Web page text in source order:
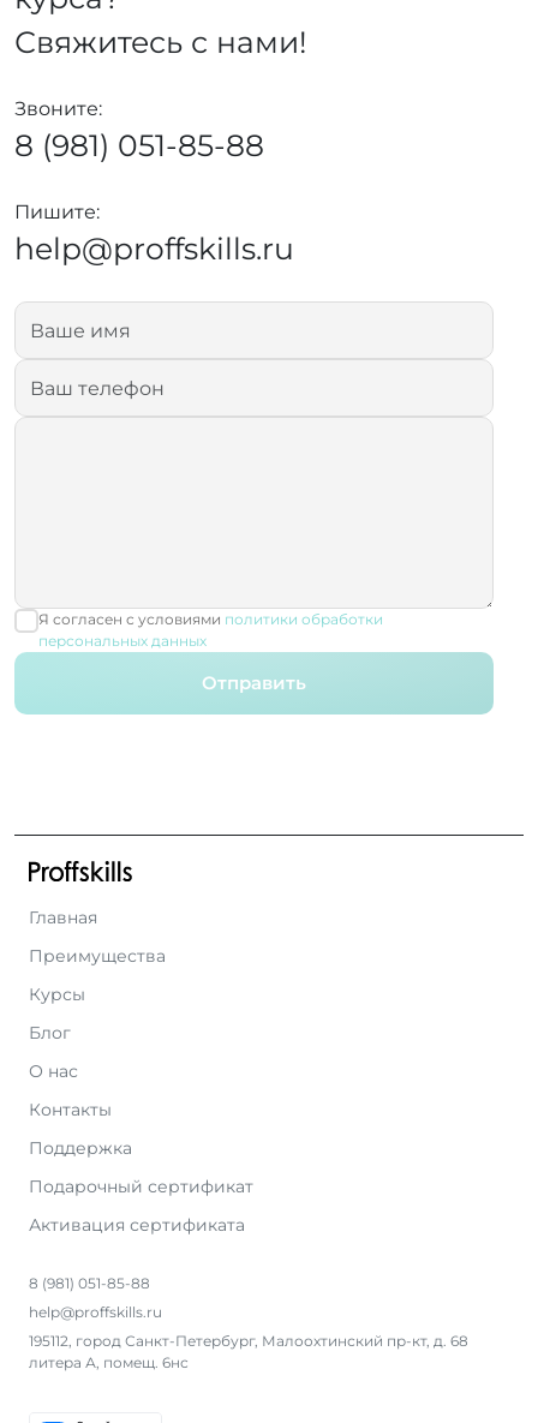
Свяжитесь с нами!
Звоните:
8 (981) 051-85-88
Пишите:
help@proffskills.ru
Я согласен с условиями политики обработки
персональных данных
Отправить
Главная
Преимущества
Курсы
Блог
О нас
Контакты
Поддержка
Подарочный сертификат
Активация сертификата
8 (981) 051-85-88
help@proffskills.ru
195112, город Санкт-Петербург, Малоохтинский пр-кт, д. 68
литера А, помещ. 6нс